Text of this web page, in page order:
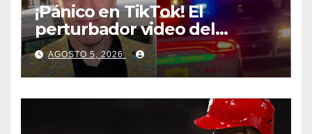
¡Pánico en TikTok! El
perturbador video del
famoso influencer Perez
Hilton que obligó a sus fans a
pedir ayuda médica
AGOSTO 5, 2026